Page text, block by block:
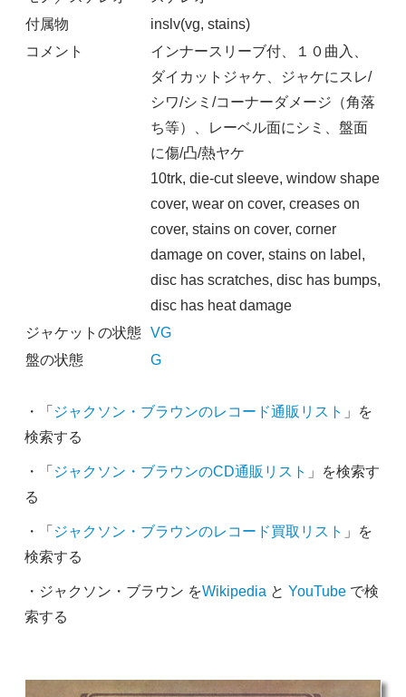
付属物
inslv(vg, stains)
コメント
インナースリーブ付、１０曲入、
ダイカットジャケ、ジャケにスレ/
シワ/シミ/コーナーダメージ（角落
ち等）、レーベル面にシミ、盤面
に傷/凸/熱ヤケ
10trk, die-cut sleeve, window shape
cover, wear on cover, creases on
cover, stains on cover, corner
damage on cover, stains on label,
disc has scratches, disc has bumps,
disc has heat damage
ジャケットの状態 VG
盤の状態
G
・「 ジャクソン・ブラウンのレコード通販リスト 」を
検索する
・「 ジャクソン・ブラウンのCD通販リスト 」を検索す
る
・「 ジャクソン・ブラウンのレコード買取リスト 」を
検索する
・ジャクソン・ブラウン をWikipedia と YouTubeで検
索する